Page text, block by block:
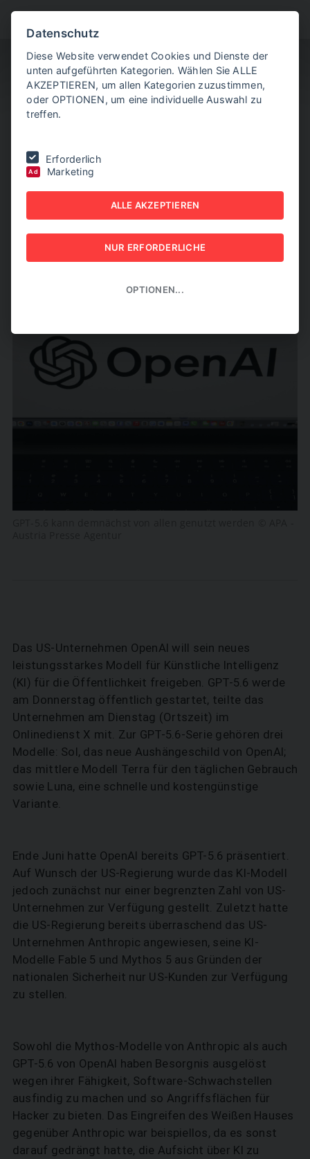
Donnerstag neues KI-Modell freigeben
OPENAI WILL AM
DONNERSTAG NEUES KI-
MODELL FREIGEBEN
Das US-Unternehmen OpenAI will sein neues
leistungsstarkes Modell für Künstliche Intelligenz
(KI) für die Öffentlichkeit freigeben. GPT-5.6 werde
am Donnerstag öffentlich gestartet, teilte das
Unternehmen am Dienstag (Ortszeit) im
Onlinedienst X mit. Zur GPT-5.6-Serie gehören drei
Modelle: Sol, das neue Aushängeschild von OpenAI;
das mittlere Modell Terra für den täglichen Gebrauch
sowie Luna, eine schnelle und kostengünstige
Variante.
Ende Juni hatte OpenAI bereits GPT-5.6 präsentiert.
Auf Wunsch der US-Regierung wurde das KI-Modell
jedoch zunächst nur einer begrenzten Zahl von US-
Unternehmen zur Verfügung gestellt. Zuletzt hatte
die US-Regierung bereits überraschend das US-
Unternehmen Anthropic angewiesen, seine KI-
Modelle Fable 5 und Mythos 5 aus Gründen der
nationalen Sicherheit nur US-Kunden zur Verfügung
zu stellen.
Sowohl die Mythos-Modelle von Anthropic als auch
GPT-5.6 von OpenAI haben Besorgnis ausgelöst
wegen ihrer Fähigkeit, Software-Schwachstellen
ausfindig zu machen und so Angriffsflächen für
Hacker zu bieten. Das Eingreifen des Weißen Hauses
gegenüber Anthropic war beispiellos, da es sonst
darauf gedrängt hatte, die Aufsicht über KI zu
Datenschutz
Diese Website verwendet Cookies und Dienste der
unten aufgeführten Kategorien. Wählen Sie ALLE
AKZEPTIEREN, um allen Kategorien zuzustimmen,
oder OPTIONEN, um eine individuelle Auswahl zu
treffen.
Erforderlich
Ad Marketing
ALLE AKZEPTIEREN
NUR ERFORDERLICHE
OPTIONEN...